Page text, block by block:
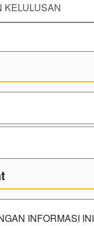
KELULUSAN
INFORMASI INI